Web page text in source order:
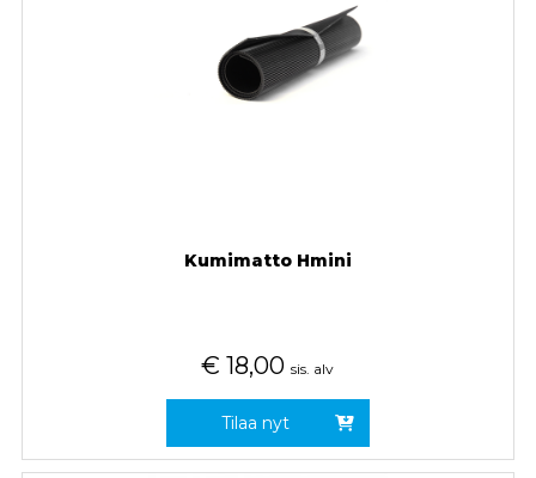
Kumimatto Hmini
€ 18,00 sis. alv
Tilaa nyt